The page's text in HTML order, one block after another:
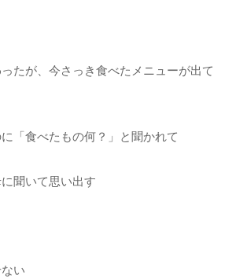
たが、今さっき食べたメニューが出て
「食べたもの何？」と聞かれて
聞いて思い出す
い